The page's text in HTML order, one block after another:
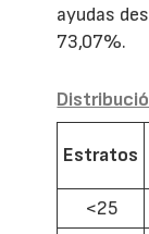
ayudas
73,07%.
Estratos
<25